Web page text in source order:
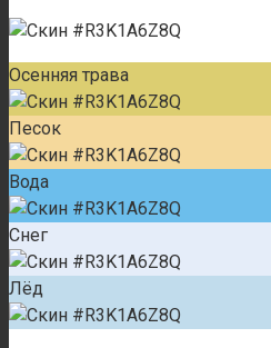
Осенняя трава
Песок
Вода
Снег
Лёд